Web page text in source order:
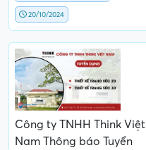
20/10/2024
Công ty TNHH Think Việt
Nam Thông báo Tuyển